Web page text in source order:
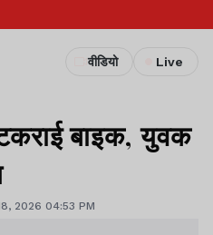
वीडियो Live
बाइक, युवक
2026 04:53 PM